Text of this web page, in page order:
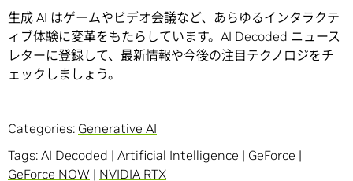
生成 AI はゲームやビデオ会議など、あらゆるインタラクテ
ィブ体験に変革をもたらしています。 AI Decoded ニュース
レターに登録して、最新情報や今後の注目テクノロジをチ
ェックしましょう。
Categories: Generative AI
Tags: AI Decoded | Artificial Intelligence | GeForce |
GeForce NOW | NVIDIA RTX